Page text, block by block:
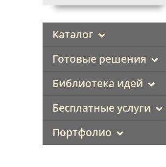
Каталог
Готовые решения
Библиотека идей
Бесплатные услуги
Портфолио